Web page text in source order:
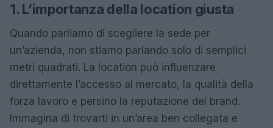
1. L’importanza della location giusta
Quando parliamo di scegliere la sede per
un’azienda, non stiamo parlando solo di semplici
metri quadrati. La location può influenzare
direttamente l’accesso al mercato, la qualità della
forza lavoro e persino la reputazione del brand.
Immagina di trovarti in un’area ben collegata e